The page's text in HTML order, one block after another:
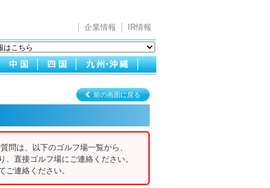
企業情報 IR情報
前の画面に戻る
問は、以下のゴルフ場一覧から、
直接ゴルフ場にご連絡ください。
連絡ください。